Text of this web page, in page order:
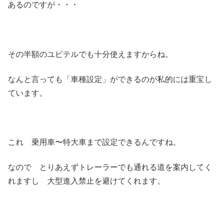
あるのですが・・・
その半額のユピテルでも十分使えますからね。
なんと言っても「車種設定」ができるのが私的には重宝し
ています。
これ 乗用車〜特大車まで設定できるんですね。
なので とりあえずトレーラーでも通れる道を案内してく
れますし 大型進入禁止を避けてくれます。